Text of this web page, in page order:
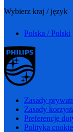
Wybierz kraj / język
Polska / Polski
Zasady
Zasady
Preferencje
Polityka cookie